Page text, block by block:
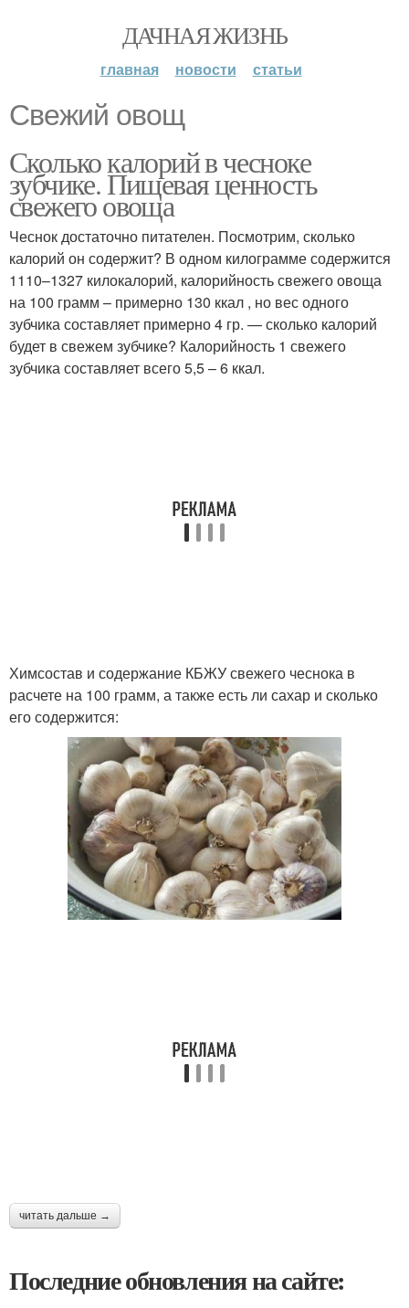
ДАЧНАЯ ЖИЗНЬ
главная новости статьи
Свежий овощ
Сколько калорий в чесноке
зубчике. Пищевая ценность
свежего овоща
Чеснок достаточно питателен. Посмотрим, сколько
калорий он содержит? В одном килограмме содержится
1110–1327 килокалорий, калорийность свежего овоща
на 100 грамм – примерно 130 ккал , но вес одного
зубчика составляет примерно 4 гр. — сколько калорий
будет в свежем зубчике? Калорийность 1 свежего
зубчика составляет всего 5,5 – 6 ккал.
Химсостав и содержание КБЖУ свежего чеснока в
расчете на 100 грамм, а также есть ли сахар и сколько
его содержится:
читать дальше →
Последние обновления на сайте: